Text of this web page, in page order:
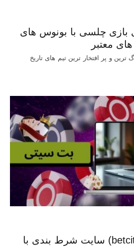
بازی چلسی با بونوس های
معتبر
و پر افتخار ترین تیم های تاریخ
سایت بت سیتی (betcity) سایت شرط بندی با